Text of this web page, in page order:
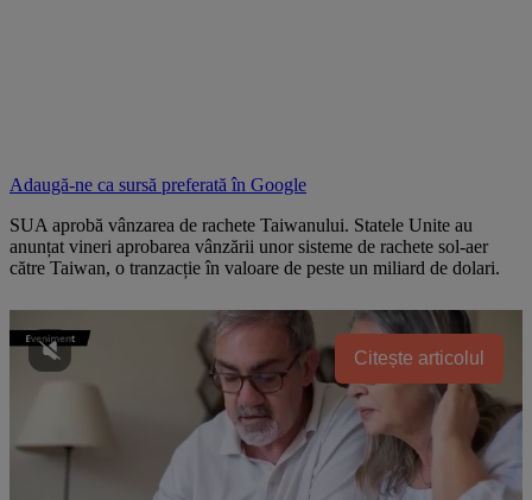
Adaugă-ne ca sursă preferată în Google
SUA aprobă vânzarea de rachete Taiwanului. Statele Unite au
anunțat vineri aprobarea vânzării unor sisteme de rachete sol-aer
către Taiwan, o tranzacție în valoare de peste un miliard de dolari.
Citește articolul